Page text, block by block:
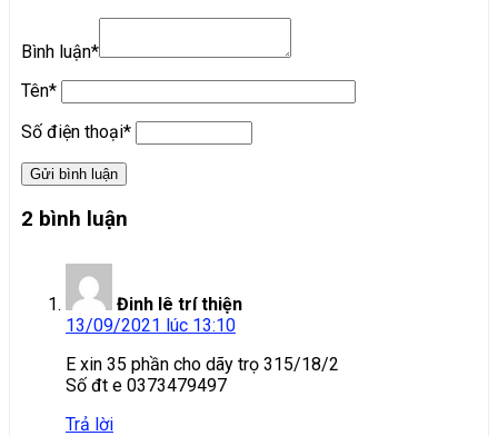
Bình luận*
Tên*
Số điện thoại*
2 bình luận
Đinh lê trí thiện
13/09/2021 lúc 13:10
E xin 35 phần cho dãy trọ 315/18/2
Số đt e 0373479497
Trả lời